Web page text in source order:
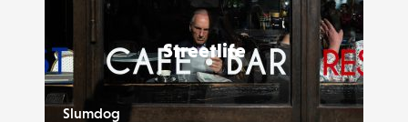
Streetlife
Slumdog